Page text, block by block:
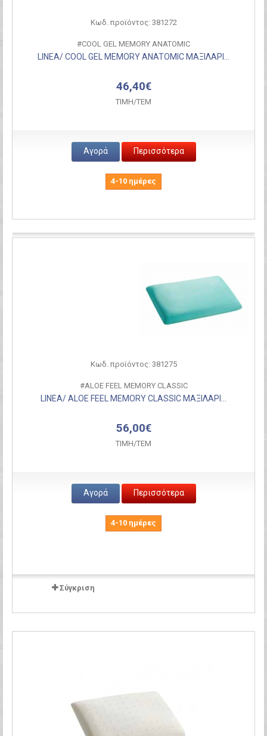
Κωδ. προϊόντος: 381272
#COOL GEL MEMORY ANATOMIC
LINEA/ COOL GEL MEMORY ANATOMIC ΜΑΞΙΛΑΡΙ...
46,40€
ΤΙΜH/ΤΕΜ
Αγορά Περισσότερα
4-10 ημέρες
Κωδ. προϊόντος: 381275
#ALOE FEEL MEMORY CLASSIC
LINEA/ ALOE FEEL MEMORY CLASSIC ΜΑΞΙΛΑΡΙ...
56,00€
ΤΙΜH/ΤΕΜ
Αγορά Περισσότερα
4-10 ημέρες
Σύγκριση